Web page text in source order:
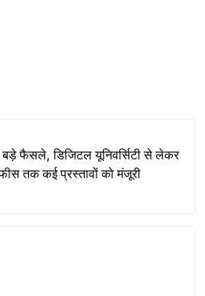
फैसले, डिजिटल यूनिवर्सिटी से लेकर
तक कई प्रस्तावों को मंजूरी